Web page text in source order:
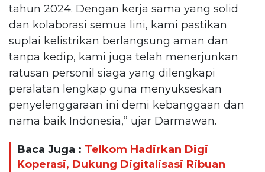
tahun 2024. Dengan kerja sama yang solid
dan kolaborasi semua lini, kami pastikan
suplai kelistrikan berlangsung aman dan
tanpa kedip, kami juga telah menerjunkan
ratusan personil siaga yang dilengkapi
peralatan lengkap guna menyukseskan
penyelenggaraan ini demi kebanggaan dan
nama baik Indonesia,” ujar Darmawan.
Baca Juga : Telkom Hadirkan Digi
Koperasi, Dukung Digitalisasi Ribuan